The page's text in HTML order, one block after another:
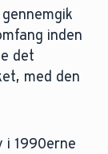
inden
det
med den
i 1990erne